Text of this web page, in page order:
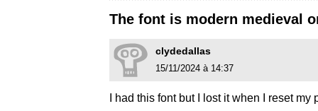
The font is modern medieval
clydedallas
15/11/2024 à 14:37
I had this font but I lost it when I reset